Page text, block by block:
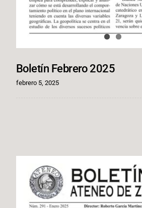
Boletín Febrero 2025
febrero 5, 2025